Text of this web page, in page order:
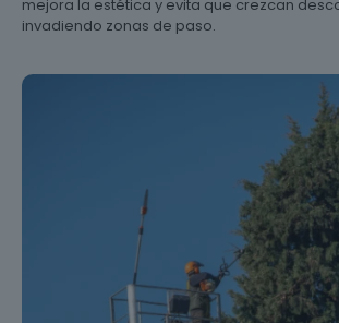
mejora la estética y evita que crezcan
invadiendo zonas de paso.